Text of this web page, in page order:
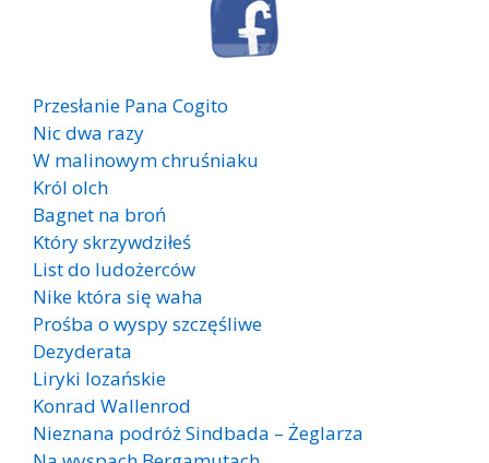
Przesłanie Pana Cogito
Nic dwa razy
W malinowym chruśniaku
Król olch
Bagnet na broń
Który skrzywdziłeś
List do ludożerców
Nike która się waha
Prośba o wyspy szczęśliwe
Dezyderata
Liryki lozańskie
Konrad Wallenrod
Nieznana podróż Sindbada – Żeglarza